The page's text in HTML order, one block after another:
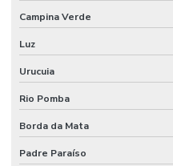
Campina Verde
Luz
Urucuia
Rio Pomba
Borda da Mata
Padre Paraíso